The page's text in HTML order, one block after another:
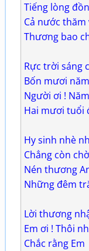
Tiếng lòng
Cả nước
Thương bao
Rực trời sáng
Bốn mươi
Người ơi !
Hai mươi tuổi
Hy sinh nhè
Chẳng còn
Nén thương
Những đêm
Lời thương
Em ơi ! Thôi
Chắc rằng